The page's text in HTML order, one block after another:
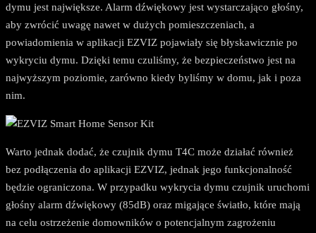
dymu jest największe. Alarm dźwiękowy jest wystarczająco głośny,
aby zwrócić uwagę nawet w dużych pomieszczeniach, a
powiadomienia w aplikacji EZVIZ pojawiały się błyskawicznie po
wykryciu dymu. Dzięki temu czuliśmy, że bezpieczeństwo jest na
najwyższym poziomie, zarówno kiedy byliśmy w domu, jak i poza
nim.
Warto jednak dodać, że czujnik dymu T4C może działać również
bez podłączenia do aplikacji EZVIZ, jednak jego funkcjonalność
będzie ograniczona. W przypadku wykrycia dymu czujnik uruchomi
głośny alarm dźwiękowy (85dB) oraz migające światło, które mają
na celu ostrzeżenie domowników o potencjalnym zagrożeniu